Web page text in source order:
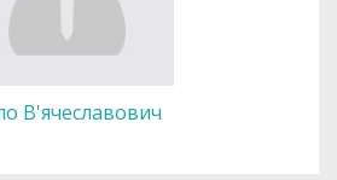
В'ячеславович